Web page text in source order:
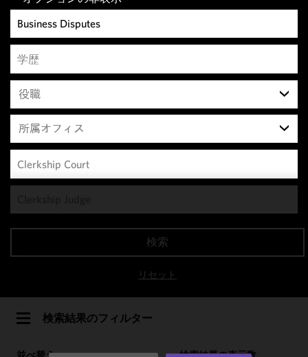
リセット
検索
役職
所属オフィス
検索結果のフィルター
cookies to
functionality
of this site
in